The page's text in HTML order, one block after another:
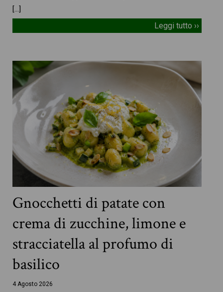
[…]
Leggi tutto ››
Gnocchetti di patate con
crema di zucchine, limone e
stracciatella al profumo di
basilico
4 Agosto 2026